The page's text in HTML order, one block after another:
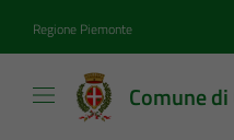
Regione Piemonte
Comune di